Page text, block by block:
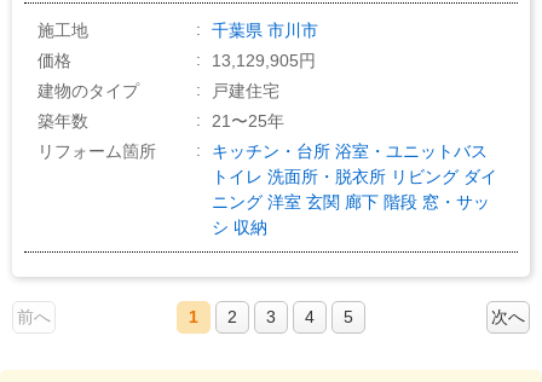
施工地 千葉県 市川市
価格
13,129,905円
建物のタイプ
戸建住宅
築年数
21〜25年
リフォーム箇所
キッチン・台所 浴室・ユニットバス
トイレ 洗面所・脱衣所 リビング ダイ
ニング 洋室 玄関 廊下 階段 窓・サッ
シ 収納
前へ 1 2 3 4 5 次へ